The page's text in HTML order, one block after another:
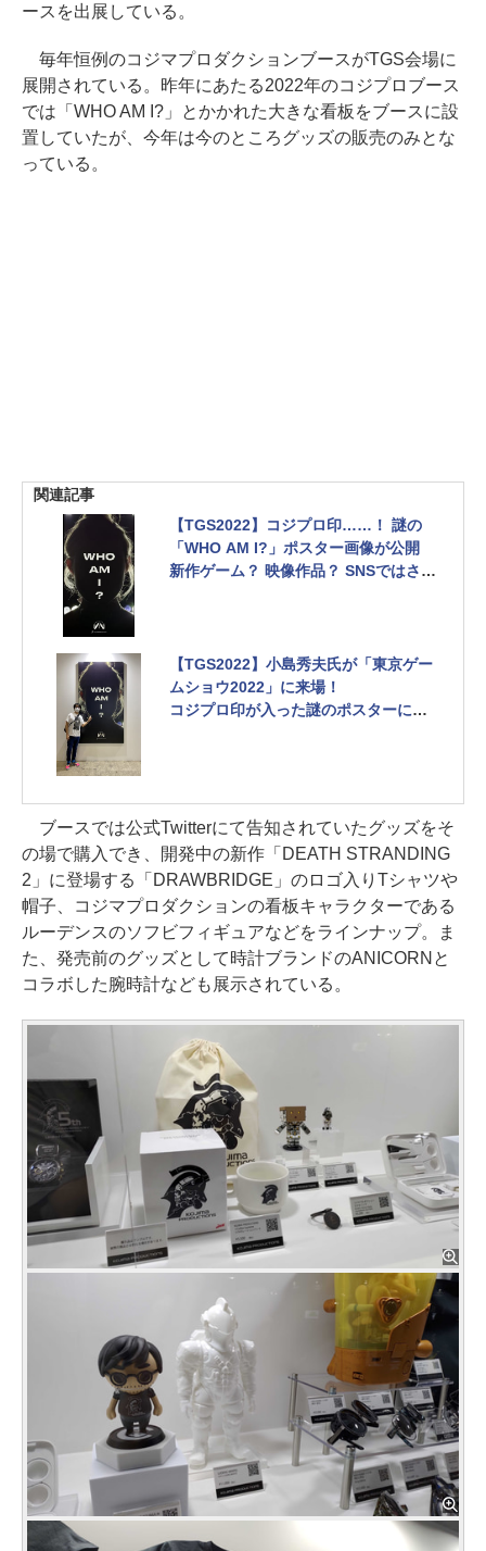
ースを出展している。
毎年恒例のコジマプロダクションブースがTGS会場に
展開されている。昨年にあたる2022年のコジプロブース
では「WHO AM I?」とかかれた大きな看板をブースに設
置していたが、今年は今のところグッズの販売のみとな
っている。
関連記事
【TGS2022】コジプロ印……！ 謎の
「WHO AM I?」ポスター画像が公開
新作ゲーム？ 映像作品？ SNSではさっ
【TGS2022】小島秀夫氏が「東京ゲー
ムショウ2022」に来場！
コジプロ印が入った謎のポスターに直
ブースでは公式Twitterにて告知されていたグッズをそ
の場で購入でき、開発中の新作「DEATH STRANDING
2」に登場する「DRAWBRIDGE」のロゴ入りTシャツや
帽子、コジマプロダクションの看板キャラクターである
ルーデンスのソフビフィギュアなどをラインナップ。ま
た、発売前のグッズとして時計ブランドのANICORNと
コラボした腕時計なども展示されている。